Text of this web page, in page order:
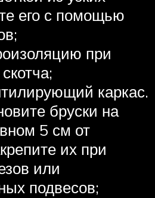
его с помощью
при
каркас.
бруски на
5 см от
их при
или
подвесов;